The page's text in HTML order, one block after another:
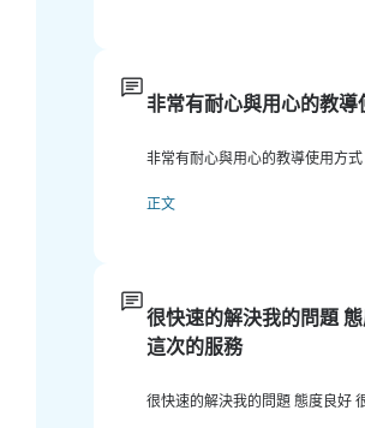
非常有耐心與用心的教導
非常有耐心與用心的教導使用方式
正文
很快速的解決我的問題
這次的服務
很快速的解決我的問題 態度良好